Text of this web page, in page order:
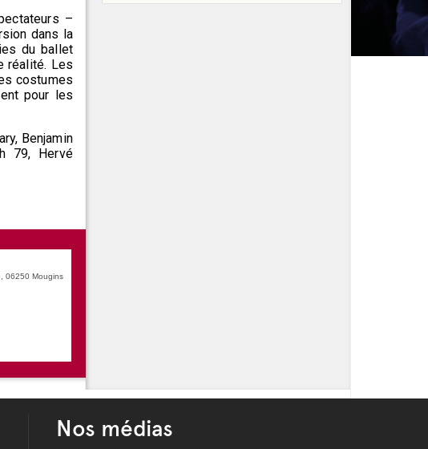
–
dans la
du ballet
réalité. Les
costumes
pour les
Benjamin
79, Hervé
06250 Mougins
Nos médias